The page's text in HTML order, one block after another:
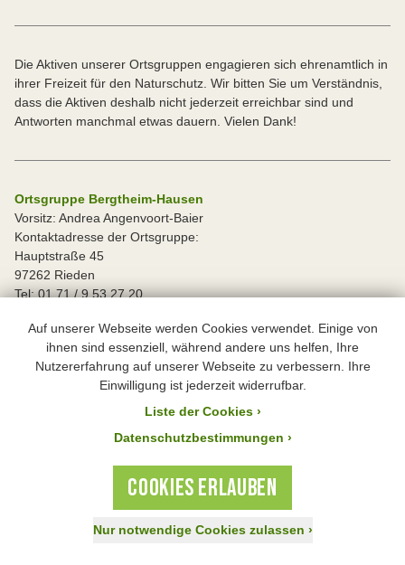
Auf unserer Webseite werden Cookies verwendet. Einige von
ihnen sind essenziell, während andere uns helfen, Ihre
Nutzererfahrung auf unserer Webseite zu verbessern. Ihre
Einwilligung ist jederzeit widerrufbar.
Liste der Cookies ›
Datenschutzbestimmungen ›
COOKIES ERLAUBEN
Nur notwendige Cookies zulassen ›
Die Aktiven unserer Ortsgruppen engagieren sich ehrenamtlich in
ihrer Freizeit für den Naturschutz. Wir bitten Sie um Verständnis,
dass die Aktiven deshalb nicht jederzeit erreichbar sind und
Antworten manchmal etwas dauern. Vielen Dank!
Ortsgruppe Bergtheim-Hausen
Vorsitz: Andrea Angenvoort-Baier
Kontaktadresse der Ortsgruppe:
Hauptstraße 45
97262 Rieden
Tel: 01 71 / 9 53 27 20
Ortsgruppe Eisingen
Vorsitz: Thomas Birkholz
Ortsgruppe Gerbrunn